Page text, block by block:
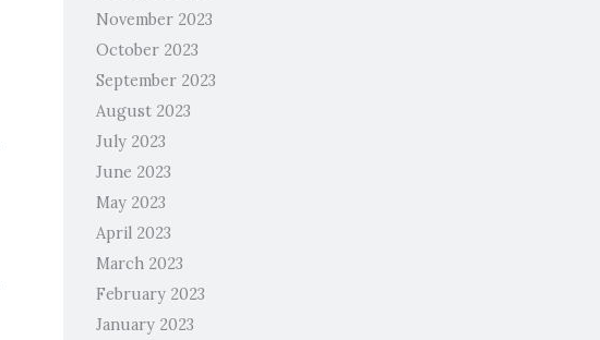
November 2023
October 2023
September 2023
August 2023
July 2023
June 2023
May 2023
April 2023
March 2023
February 2023
January 2023